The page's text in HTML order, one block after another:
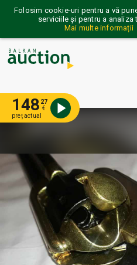
Folosim cookie-uri pentru a vă
serviciile și pentru a analiza
Mai multe informații
148 27
€
preț actual